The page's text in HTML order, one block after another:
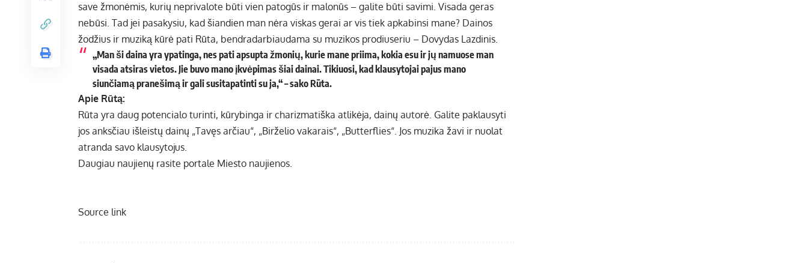
save žmonėmis, kurių neprivalote būti vien patogūs ir malonūs – galite būti savimi. Visada geras
nebūsi. Tad jei pasakysiu, kad šiandien man nėra viskas gerai ar vis tiek apkabinsi mane? Dainos
žodžius ir muziką kūrė pati Rūta, bendradarbiaudama su muzikos prodiuseriu – Dovydas Lazdinis.
„Man ši daina yra ypatinga, nes pati apsupta žmonių, kurie mane priima, kokia esu ir jų namuose man
visada atsiras vietos. Jie buvo mano įkvėpimas šiai dainai. Tikiuosi, kad klausytojai pajus mano
siunčiamą pranešimą ir gali susitapatinti su ja,“ – sako Rūta.
Apie Rūtą:
Rūta yra daug potencialo turinti, kūrybinga ir charizmatiška atlikėja, dainų autorė. Galite paklausyti
jos anksčiau išleistų dainų „Tavęs arčiau“, „Birželio vakarais“, „Butterflies“. Jos muzika žavi ir nuolat
atranda savo klausytojus.
Daugiau naujienų rasite portale Miesto naujienos.
Source link